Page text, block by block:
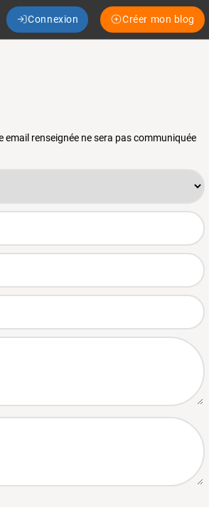
Connexion Créer mon blog
renseignée ne sera pas communiquée